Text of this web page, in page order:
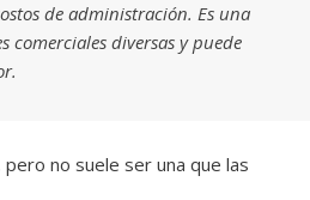
de administración. Es una
comerciales diversas y puede
no suele ser una que las